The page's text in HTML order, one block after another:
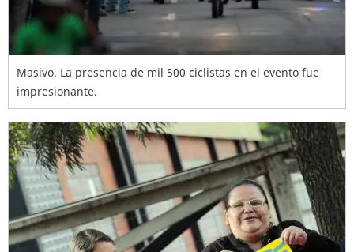
Masivo. La presencia de mil 500 ciclistas en el evento fue
impresionante.